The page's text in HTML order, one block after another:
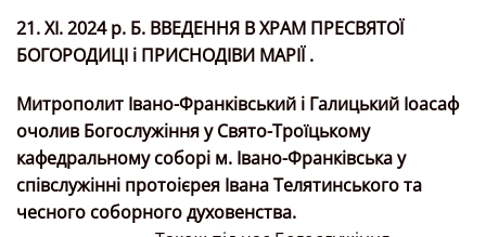
21. ХІ. 2024 р. Б. ВВЕДЕННЯ В ХРАМ ПРЕСВЯТОЇ
БОГОРОДИЦІ і ПРИСНОДІВИ МАРІЇ .
Митрополит Івано-Франківський і Галицький Іоасаф
очолив Богослужіння у Свято-Троїцькому
кафедральному соборі м. Івано-Франківська у
співслужінні протоієрея Івана Телятинського та
чесного соборного духовенства.